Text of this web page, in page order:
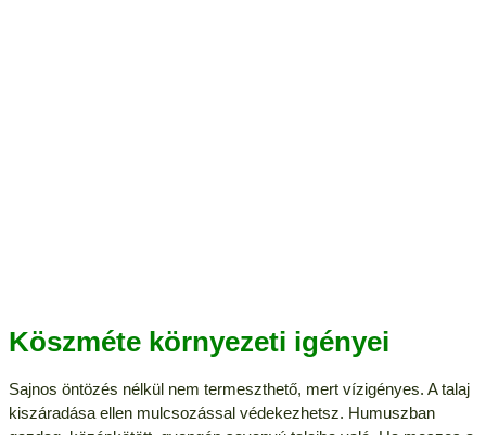
Köszméte környezeti igényei
Sajnos öntözés nélkül nem termeszthető, mert vízigényes. A talaj
kiszáradása ellen mulcsozással védekezhetsz. Humuszban